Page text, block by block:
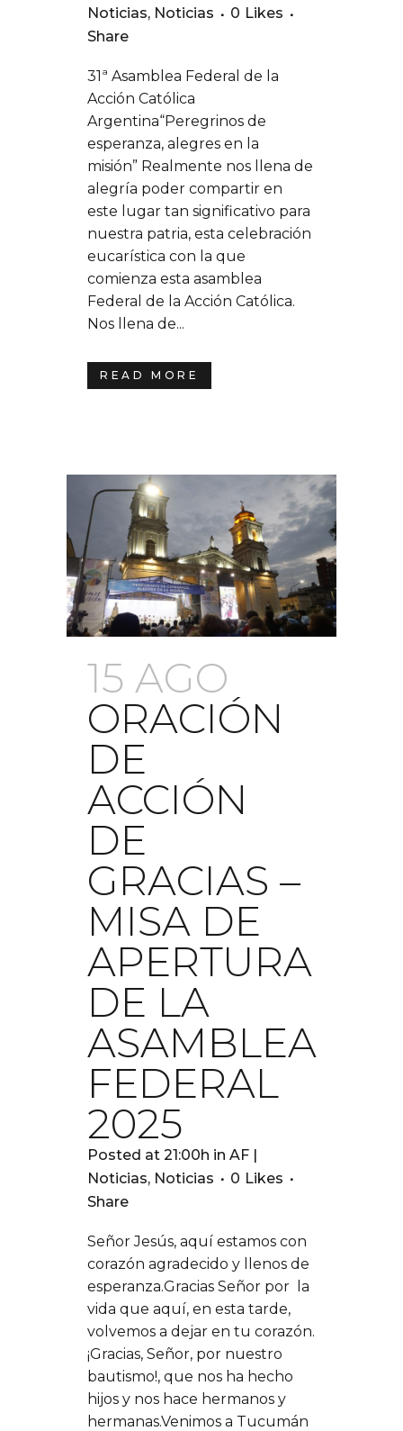
Noticias, Noticias 0 Likes
Share
31ª Asamblea Federal de la
Acción Católica
Argentina“Peregrinos de
esperanza, alegres en la
misión” Realmente nos llena de
alegría poder compartir en
este lugar tan significativo para
nuestra patria, esta celebración
eucarística con la que
comienza esta asamblea
Federal de la Acción Católica.
Nos llena de...
READ MORE
15 AGO
ORACIÓN
DE
ACCIÓN
DE
GRACIAS –
MISA DE
APERTURA
DE LA
ASAMBLEA
FEDERAL
2025
Posted at 21:00h in AF |
Noticias, Noticias 0 Likes
Share
Señor Jesús, aquí estamos con
corazón agradecido y llenos de
esperanza.Gracias Señor por la
vida que aquí, en esta tarde,
volvemos a dejar en tu corazón.
¡Gracias, Señor, por nuestro
bautismo!, que nos ha hecho
hijos y nos hace hermanos y
hermanas.Venimos a Tucumán